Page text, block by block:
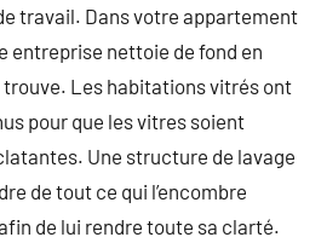
travail. Dans votre appartement
entreprise nettoie de fond en
trouve. Les habitations vitrés ont
pour que les vitres soient
Une structure de lavage
de tout ce qui l’encombre
de lui rendre toute sa clarté.